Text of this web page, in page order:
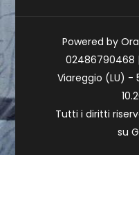
Powered by
02486790468
Viareggio (LU) -
Tutti i diritti
su